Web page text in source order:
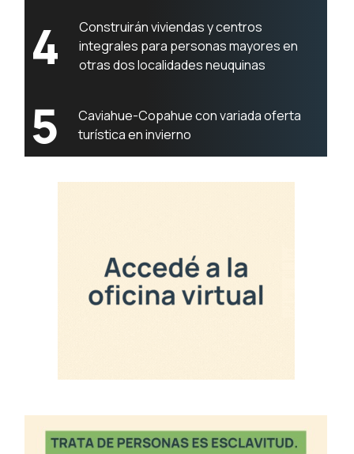
4
Construirán viviendas y centros
integrales para personas mayores en
otras dos localidades neuquinas
5
Caviahue-Copahue con variada oferta
turística en invierno